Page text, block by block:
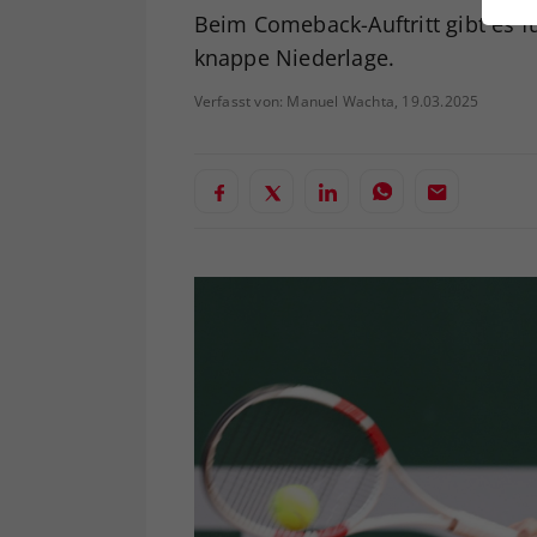
Beim Comeback-Auftritt gibt es
knappe Niederlage.
Verfasst von: Manuel Wachta, 19.03.2025